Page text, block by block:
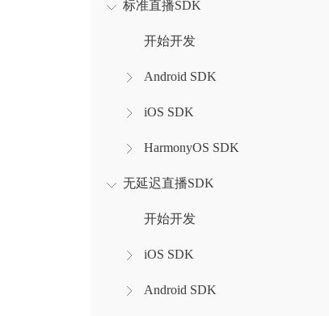
标准直播SDK
开始开发
Android SDK
iOS SDK
HarmonyOS SDK
无延迟直播SDK
开始开发
iOS SDK
Android SDK